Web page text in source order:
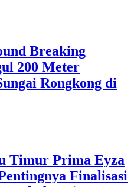
Breaking
200 Meter
Rongkong di
Timur Prima Eyza
Finalisasi